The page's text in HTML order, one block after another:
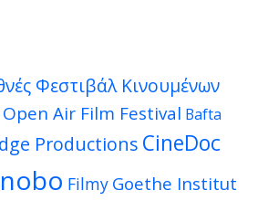
Φεστιβάλ Κινουμένων
Air Film Festival Bafta
Productions CineDoc
Filmy Goethe Institut